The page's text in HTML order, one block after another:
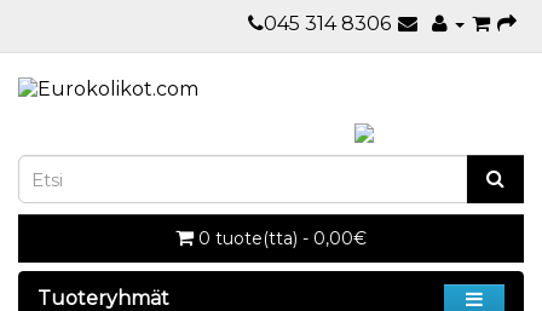
045 314 8306
0 tuote(tta) - 0,00€
Tuoteryhmät